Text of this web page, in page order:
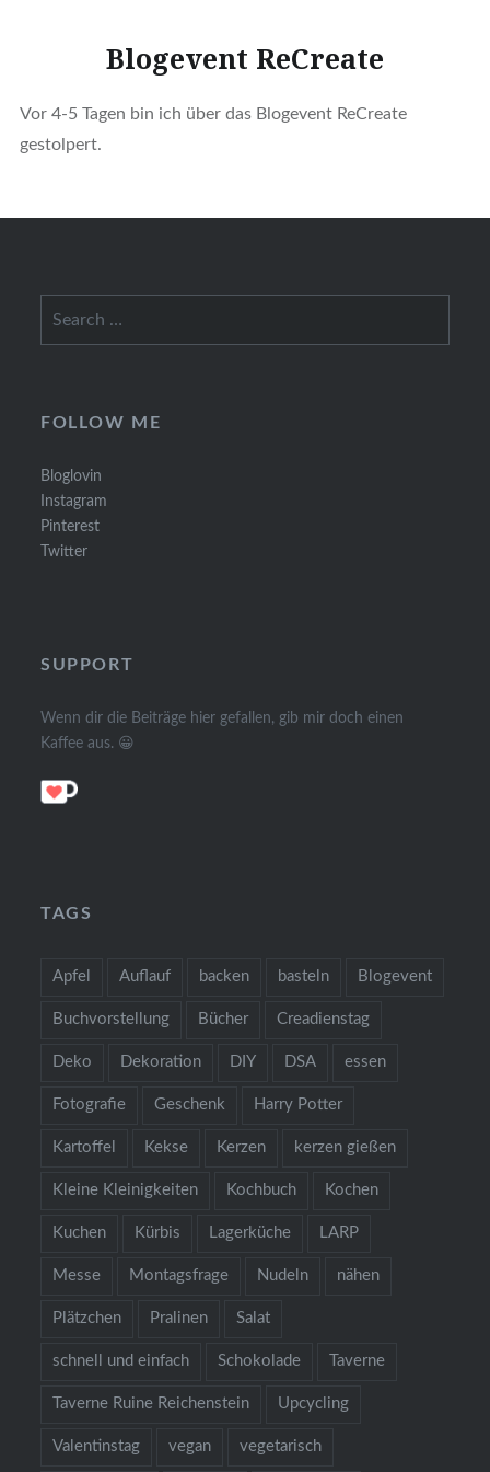
Blogevent ReCreate
Vor 4-5 Tagen bin ich über das Blogevent ReCreate
gestolpert.
FOLLOW ME
Bloglovin
Instagram
Pinterest
Twitter
SUPPORT
Wenn dir die Beiträge hier gefallen, gib mir doch einen
Kaffee aus. 😀
TAGS
Apfel Auflauf backen basteln Blogevent
Buchvorstellung Bücher Creadienstag
Deko Dekoration DIY DSA essen
Fotografie Geschenk Harry Potter
Kartoffel Kekse Kerzen kerzen gießen
Kleine Kleinigkeiten Kochbuch Kochen
Kuchen Kürbis Lagerküche LARP
Messe Montagsfrage Nudeln nähen
Plätzchen Pralinen Salat
schnell und einfach Schokolade Taverne
Taverne Ruine Reichenstein Upcycling
Valentinstag vegan vegetarisch